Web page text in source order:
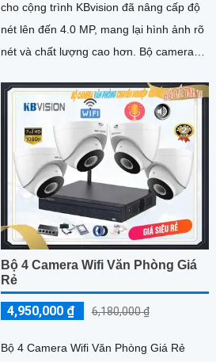
cho cộng trình KBvision đã nâng cấp độ
nét lên đến 4.0 MP, mang lại hình ảnh rõ
nét và chất lượng cao hơn. Bộ camera
Bộ 4 Camera Wifi Văn Phòng Giá
Rẻ
4,950,000 ₫ 6,180,000 ₫
Bộ 4 Camera Wifi Văn Phòng Giá Rẻ